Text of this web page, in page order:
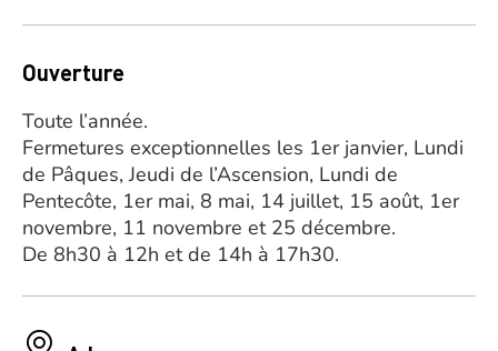
Ouverture
Toute l’année.
Fermetures exceptionnelles les 1er janvier, Lundi
de Pâques, Jeudi de l’Ascension, Lundi de
Pentecôte, 1er mai, 8 mai, 14 juillet, 15 août, 1er
novembre, 11 novembre et 25 décembre.
De 8h30 à 12h et de 14h à 17h30.